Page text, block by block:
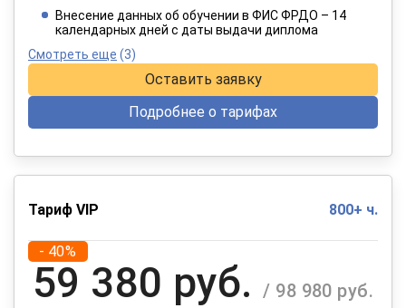
При оплате в рассрочку на 12 месяцев
Внесение данных об обучении в ФИС ФРДО – 14
календарных дней с даты выдачи диплома
Смотреть еще (3)
Оставить заявку
Подробнее о тарифах
Тариф VIP 800+ ч.
- 40%
59 380 руб. / 98 980 руб.